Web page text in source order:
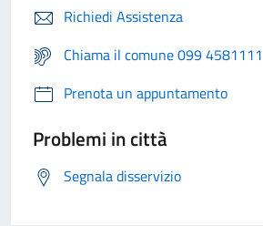
Richiedi Assistenza
Chiama il comune 099 4581111
Prenota un appuntamento
Problemi in città
Segnala disservizio